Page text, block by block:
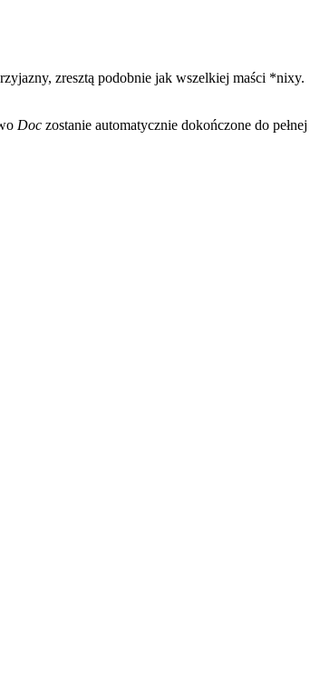
zresztą podobnie jak wszelkiej maści *nixy.
Doc zostanie automatycznie dokończone do pełnej